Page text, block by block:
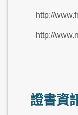
http://
http://
證書資